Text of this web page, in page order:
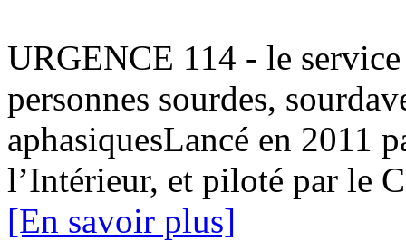
URGENCE 114 - le
personnes sourdes,
aphasiquesLancé en 2011
l’Intérieur, et piloté par le
[En savoir plus]